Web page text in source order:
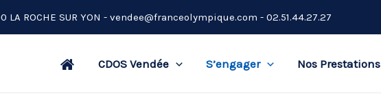
ROCHE SUR YON - vendee@franceolympique.com - 02.51.44.27.27
CDOS Vendée S’engager Nos Prestations